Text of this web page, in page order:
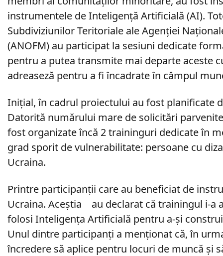
instrumentele de Inteligență Artificială
Subdiviziunilor Teritoriale ale Agenției
(ANOFM) au participat la sesiuni
pentru a putea transmite mai departe
adreaseză pentru a fi încadrate în câmpul
Inițial, în cadrul proiectului au fost
Datorită numărului mare de
fost organizate încă 2 traininguri
grad sporit de vulnerabilitate:
Ucraina.
Printre participanții care au beneficiat
Ucraina. Aceștia au declarat că
folosi Inteligența Artificială pentru a-și
Unul dintre participanți a menționat că,
încredere să aplice pentru locuri de muncă și